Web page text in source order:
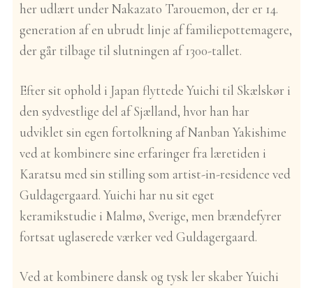
her udlært under Nakazato Tarouemon, der er 14.
generation af en ubrudt linje af familiepottemagere,
der går tilbage til slutningen af 1300-tallet.
Efter sit ophold i Japan flyttede Yuichi til Skælskør i
den sydvestlige del af Sjælland, hvor han har
udviklet sin egen fortolkning af Nanban Yakishime
ved at kombinere sine erfaringer fra læretiden i
Karatsu med sin stilling som artist-in-residence ved
Guldagergaard. Yuichi har nu sit eget
keramikstudie i Malmø, Sverige, men brændefyrer
fortsat uglaserede værker ved Guldagergaard.
Ved at kombinere dansk og tysk ler skaber Yuichi